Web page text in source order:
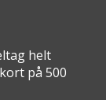
helt
på 500